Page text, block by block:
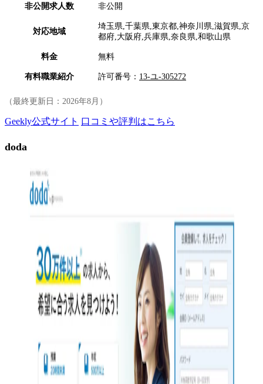
非公開求人数 非公開
対応地域
埼玉県,千葉県,東京都,神奈川県,滋賀県,京
都府,大阪府,兵庫県,奈良県,和歌山県
料金 無料
有料職業紹介 許可番号： 13-ユ-305272
（最終更新日： 2026年8月 ）
Geekly公式サイト 口コミや評判はこちら
doda